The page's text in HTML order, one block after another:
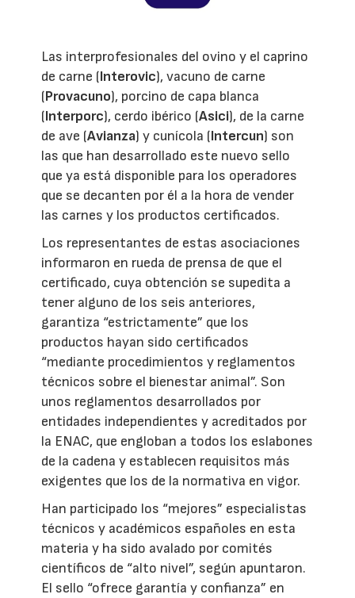
Las interprofesionales del ovino y el caprino
de carne (Interovic), vacuno de carne
(Provacuno), porcino de capa blanca
(Interporc), cerdo ibérico (Asici), de la carne
de ave (Avianza) y cunícola (Intercun) son
las que han desarrollado este nuevo sello
que ya está disponible para los operadores
que se decanten por él a la hora de vender
las carnes y los productos certificados.
Los representantes de estas asociaciones
informaron en rueda de prensa de que el
certificado, cuya obtención se supedita a
tener alguno de los seis anteriores,
garantiza “estrictamente” que los
productos hayan sido certificados
“mediante procedimientos y reglamentos
técnicos sobre el bienestar animal”. Son
unos reglamentos desarrollados por
entidades independientes y acreditados por
la ENAC, que engloban a todos los eslabones
de la cadena y establecen requisitos más
exigentes que los de la normativa en vigor.
Han participado los “mejores” especialistas
técnicos y académicos españoles en esta
materia y ha sido avalado por comités
científicos de “alto nivel”, según apuntaron.
El sello “ofrece garantía y confianza” en